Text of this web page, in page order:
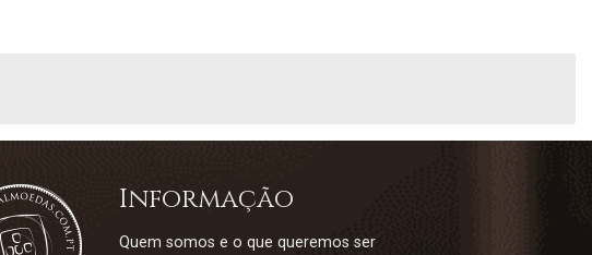
Informação
Quem somos e o que queremos ser